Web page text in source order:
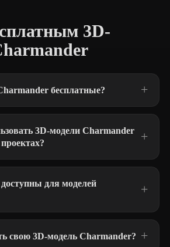
3D-
бесплатные?
3D-модели Charmander
для моделей
свою 3D-модель Charmander?